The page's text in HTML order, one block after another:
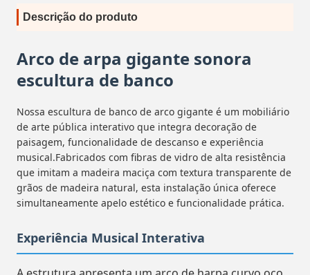
Descrição do produto
Arco de arpa gigante sonora
escultura de banco
Nossa escultura de banco de arco gigante é um mobiliário
de arte pública interativo que integra decoração de
paisagem, funcionalidade de descanso e experiência
musical.Fabricados com fibras de vidro de alta resistência
que imitam a madeira maciça com textura transparente de
grãos de madeira natural, esta instalação única oferece
simultaneamente apelo estético e funcionalidade prática.
Experiência Musical Interativa